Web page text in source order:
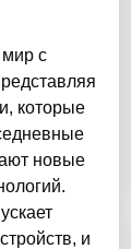
с
которые
новые
и